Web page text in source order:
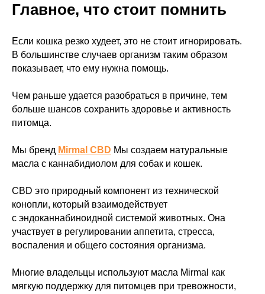
Главное, что стоит помнить
Если кошка резко худеет, это не стоит игнорировать.
В большинстве случаев организм таким образом
показывает, что ему нужна помощь.
Чем раньше удается разобраться в причине, тем
больше шансов сохранить здоровье и активность
питомца.
Мы бренд Mirmal CBD Мы создаем натуральные
масла с каннабидиолом для собак и кошек.
CBD это природный компонент из технической
конопли, который взаимодействует
с эндоканнабиноидной системой животных. Она
участвует в регулировании аппетита, стресса,
воспаления и общего состояния организма.
Многие владельцы используют масла Mirmal как
мягкую поддержку для питомцев при тревожности,
Где купить CBD